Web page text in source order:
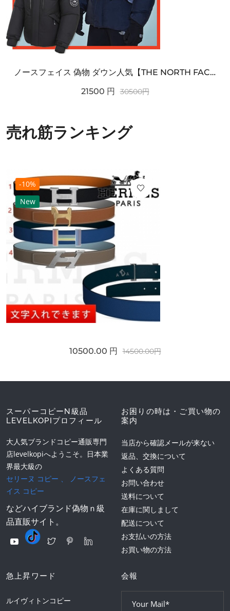
ノースフェイス 偽物 ダウン人気【THE NORTH FACE】M'S 7 SUMMIT HIM...
21500 円 30500円
売れ筋ランキング
-10%
New
10500.00 円 14500.00円
スーパーコピーN級品
LEVELKOPIプロフィール
大人気ブランドコピー通販専門
店levelkopiへようこそ。日本業
界最大級の
セリーヌ コピー 、
ノースフェ
イス コピー
などハイブランド偽物ｎ級
品直販サイト。
お困りの時は・ご買い物の
案内
当店から確認メールが来ない
返品、交換について
よくある質問
お問い合わせ
送料について
在庫に関しまして
配送について
お支払いの方法
お買い物の方法
急上昇ワード
ルイヴィトンコピー
会報